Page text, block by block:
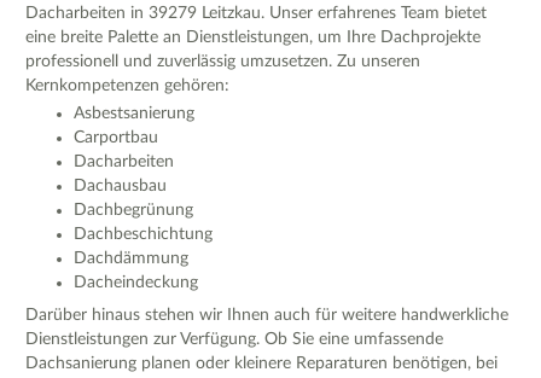
Dacharbeiten in 39279 Leitzkau. Unser erfahrenes Team bietet
eine breite Palette an Dienstleistungen, um Ihre Dachprojekte
professionell und zuverlässig umzusetzen. Zu unseren
Kernkompetenzen gehören:
Asbestsanierung
Carportbau
Dacharbeiten
Dachausbau
Dachbegrünung
Dachbeschichtung
Dachdämmung
Dacheindeckung
Darüber hinaus stehen wir Ihnen auch für weitere handwerkliche
Dienstleistungen zur Verfügung. Ob Sie eine umfassende
Dachsanierung planen oder kleinere Reparaturen benötigen, bei